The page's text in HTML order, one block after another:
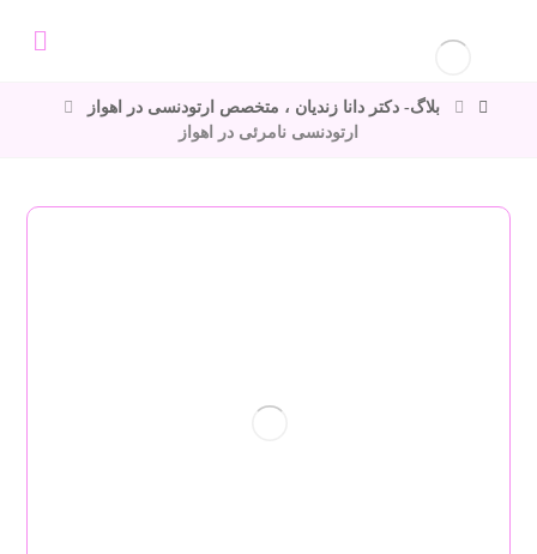
بلاگ- دکتر دانا زندیان ، متخصص ارتودنسی در اهواز
ارتودنسی نامرئی در اهواز